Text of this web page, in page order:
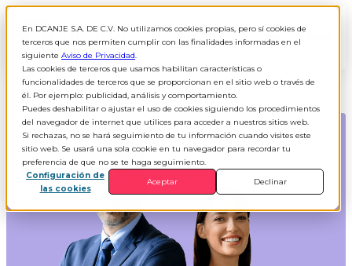
En DCANJE S.A. DE C.V. No utilizamos cookies propias, pero sí cookies de
terceros que nos permiten cumplir con las finalidades informadas en el
siguiente Aviso de Privacidad.
Las cookies de terceros que usamos habilitan características o
funcionalidades de terceros que se proporcionan en el sitio web o través de
él. Por ejemplo: publicidad, análisis y comportamiento.
Puedes deshabilitar o ajustar el uso de cookies siguiendo los procedimientos
del navegador de internet que utilices para acceder a nuestros sitios web.
Si rechazas, no se hará seguimiento de tu información cuando visites este
sitio web. Se usará una sola cookie en tu navegador para recordar tu
preferencia de que no se te haga seguimiento.
Configuración de
las cookies
Aceptar Declinar